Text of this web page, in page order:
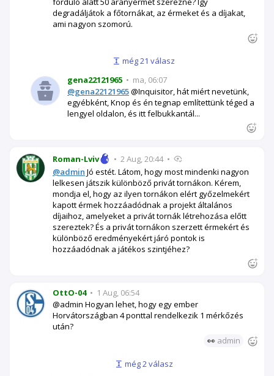
degradáljátok a főtornákat, az érmeket és a díjakat,
ami nagyon szomorú.
még 21 válasz
gena22121965 • ma, 06:07
@gena22121965@Inquisitor, hát miért nevetünk,
egyébként, Knop és én tegnap említettünk téged a
lengyel oldalon, és itt felbukkantál...
Roman-Lviv • 2 Aug, 20:44 •
@admin Jó estét. Látom, hogy most mindenki nagyon
lelkesen játszik különböző privát tornákon. Kérem,
mondja el, hogy az ilyen tornákon elért győzelmekért
kapott érmek hozzáadódnak a projekt általános
díjaihoz, amelyeket a privát tornák létrehozása előtt
szereztek? És a privát tornákon szerzett érmekért és
különböző eredményekért járó pontok is
hozzáadódnak a játékos szintjéhez?
OttO-04 • 1 Aug, 06:54
@admin Hogyan lehet, hogy egy ember
Horvátországban 4 ponttal rendelkezik 1 mérkőzés
után?
👀 admin
még 2 válasz